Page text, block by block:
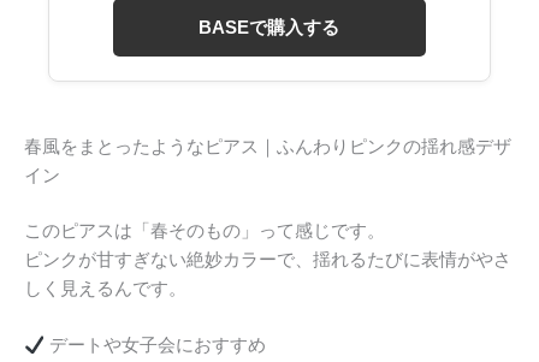
BASEで購入する
春風をまとったようなピアス｜ふんわりピンクの揺れ感デザ
イン
このピアスは「春そのもの」って感じです。
ピンクが甘すぎない絶妙カラーで、揺れるたびに表情がやさ
しく見えるんです。
デートや女子会におすすめ